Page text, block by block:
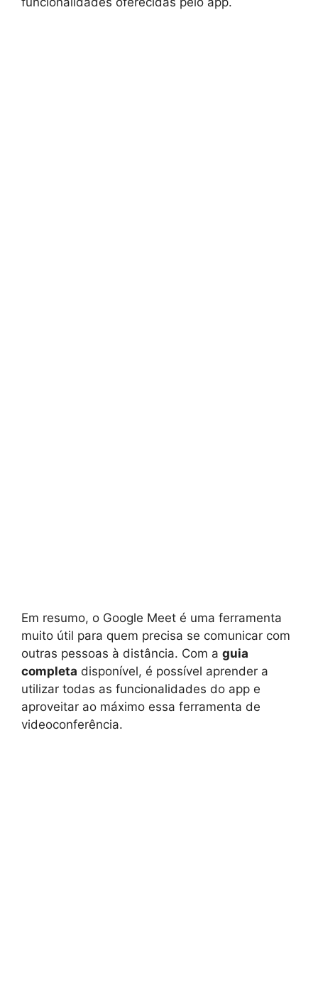
Em resumo, o Google Meet é uma ferramenta
muito útil para quem precisa se comunicar com
outras pessoas à distância. Com a guia
completa disponível, é possível aprender a
utilizar todas as funcionalidades do app e
aproveitar ao máximo essa ferramenta de
videoconferência.